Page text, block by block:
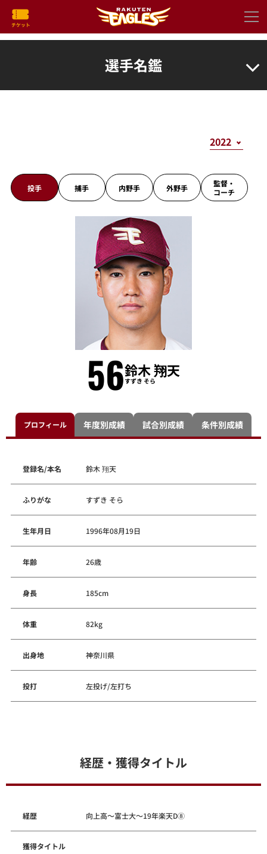
選手名鑑
投手 捕手 内野手 外野手
監督・
コーチ
56鈴木 翔天
すずき そら
プロフィール 年度別成績 試合別成績 条件別成績
登録名/本名 鈴木 翔天
ふりがな すずき そら
生年月日 1996年08月19日
年齢 26歳
身長 185cm
体重 82kg
出身地 神奈川県
投打 左投げ/左打ち
経歴・獲得タイトル
経歴 向上高～富士大～19年楽天D⑧
獲得タイトル